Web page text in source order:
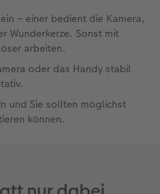
– einer bedient die Kamera,
Wunderkerze. Sonst mit
arbeiten.
oder das Handy stabil
und Sie sollten möglichst
können.